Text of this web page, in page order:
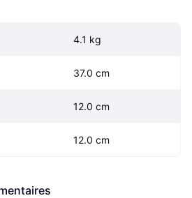
4.1 kg
37.0 cm
12.0 cm
12.0 cm